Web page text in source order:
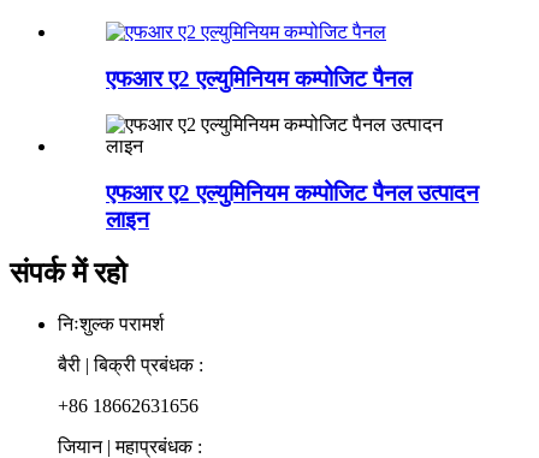
एफआर ए2 एल्युमिनियम कम्पोजिट पैनल
एफआर ए2 एल्युमिनियम कम्पोजिट पैनल उत्पादन
लाइन
संपर्क में रहो
निःशुल्क परामर्श
बैरी | बिक्री प्रबंधक :
+86 18662631656
जियान | महाप्रबंधक :